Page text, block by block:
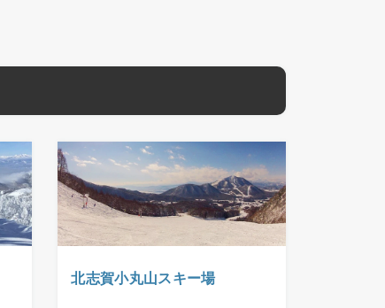
北志賀小丸山スキー場